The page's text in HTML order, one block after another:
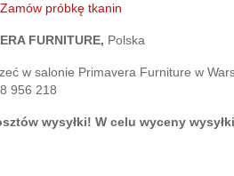
Zamów próbkę tkanin
FURNITURE, Polska
w salonie Primavera Furniture w
956 218
wysyłki! W celu wyceny